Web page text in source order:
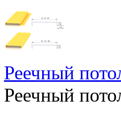
Реечный
Реечный